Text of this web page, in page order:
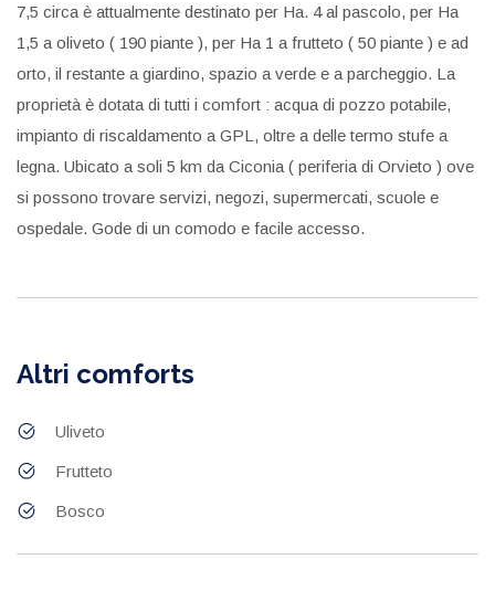
7,5 circa è attualmente destinato per Ha. 4 al pascolo, per Ha
1,5 a oliveto ( 190 piante ), per Ha 1 a frutteto ( 50 piante ) e ad
orto, il restante a giardino, spazio a verde e a parcheggio. La
proprietà è dotata di tutti i comfort : acqua di pozzo potabile,
impianto di riscaldamento a GPL, oltre a delle termo stufe a
legna. Ubicato a soli 5 km da Ciconia ( periferia di Orvieto ) ove
si possono trovare servizi, negozi, supermercati, scuole e
ospedale. Gode di un comodo e facile accesso.
Altri comforts
Uliveto
Frutteto
Bosco